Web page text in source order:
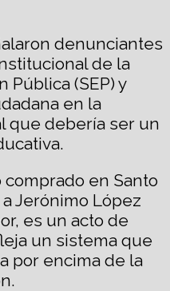
denunciantes
de la
Pública (SEP) y
en la
que debería ser un
en Santo
Jerónimo López
es un acto de
un sistema que
por encima de la